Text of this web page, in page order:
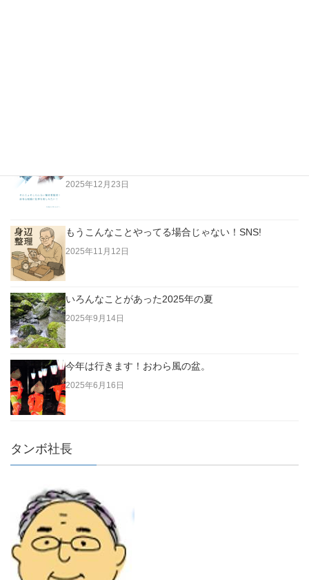
2025年12月23日
もうこんなことやってる場合じゃない！SNS!
2025年11月12日
いろんなことがあった2025年の夏
2025年9月14日
今年は行きます！おわら風の盆。
2025年6月16日
タンボ社長